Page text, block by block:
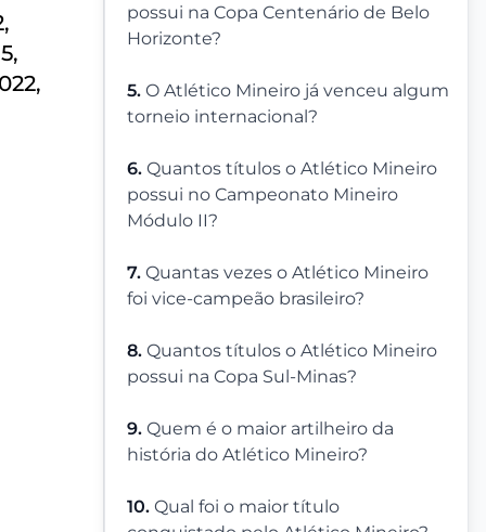
possui na Copa Centenário de Belo
Horizonte?
5. O Atlético Mineiro já venceu algum
torneio internacional?
6. Quantos títulos o Atlético Mineiro
possui no Campeonato Mineiro
Módulo II?
7. Quantas vezes o Atlético Mineiro
foi vice-campeão brasileiro?
8. Quantos títulos o Atlético Mineiro
possui na Copa Sul-Minas?
9. Quem é o maior artilheiro da
história do Atlético Mineiro?
10. Qual foi o maior título